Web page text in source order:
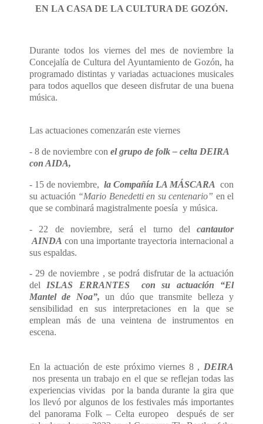
EN LA CASA DE LA CULTURA DE GOZÓN.
Durante todos los viernes del mes de noviembre la
Concejalía de Cultura del Ayuntamiento de Gozón, ha
programado distintas y variadas actuaciones musicales
para todos aquellos que deseen disfrutar de una buena
música.
Las actuaciones comenzarán este viernes
- 8 de noviembre con el grupo de folk – celta DEIRA
con AIDA,
- 15 de noviembre, la Compañía LA MÁSCARA con
su actuación “Mario Benedetti en su centenario” en el
que se combinará magistralmente poesía y música.
- 22 de noviembre, será el turno del cantautor
AINDA con una importante trayectoria internacional a
sus espaldas.
- 29 de noviembre , se podrá disfrutar de la actuación
delISLAS ERRANTES con su actuación “El
Mantel de Noa”, un dúo que transmite belleza y
sensibilidad en sus interpretaciones en la que se
emplean más de una veintena de instrumentos en
escena.
En la actuación de este próximo viernes 8 , DEIRA
nos presenta un trabajo en el que se reflejan todas las
experiencias vividas por la banda durante la gira que
los llevó por algunos de los festivales más importantes
del panorama Folk – Celta europeo después de ser